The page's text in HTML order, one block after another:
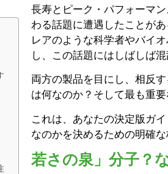
長寿とピーク・パフォーマ
わる話題に遭遇したことが
レアのような科学者やバイ
し、この話題にはしばしば混
両方の製品を目にし、相反
は何なのか？そして最も重
これは、あなたの決定版ガ
なのかを決めるための明確
若さの泉」分子？